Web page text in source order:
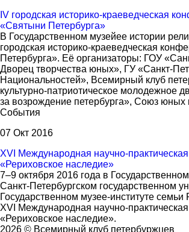
IV городская историко-краеведческая
«Святыни Петербурга»
В Государственном музейее истории
городская историко-краеведческая
Петербурга». Её организаторы: ГОУ
Дворец творчества юных», ГУ «Санкт-
Национальностей», Всемирный клуб
культурно-патриотическое молодежное
за возрождение петербурга», Союз юных
События
07 Окт 2016
XVI Международная научно-
«Рериховское наследие»
7–9 октября 2016 года в
Санкт-Петербургском государственном
Государственном музее-институте
XVI Международная научно-
«Рериховское наследие».
2026 © Всемирный клуб петербуржцев